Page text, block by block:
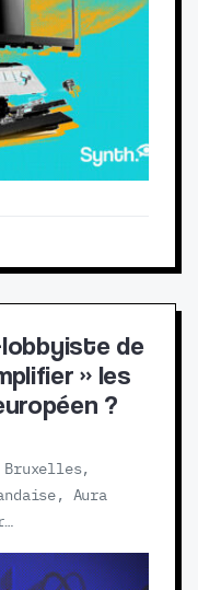
lobbyiste de
» les
?
Bruxelles,
Aura